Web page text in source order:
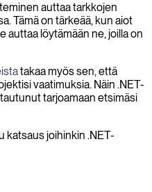
auttaa tarkkojen
Tämä on tärkeää, kun aiot
auttaa löytämään ne, joilla on
takaa myös sen, että
vaatimuksia. Näin .NET-
tarjoamaan etsimäsi
katsaus joihinkin .NET-